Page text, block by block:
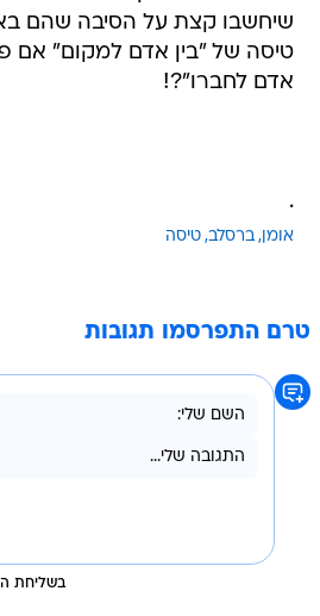
שיחשבו קצת על הסיבה שהם
טיסה של "בין אדם למקום" אם
אדם לחברו"?!
.
אומן ברסלב טיסה
טרם התפרסמו תגובות
בשליחת